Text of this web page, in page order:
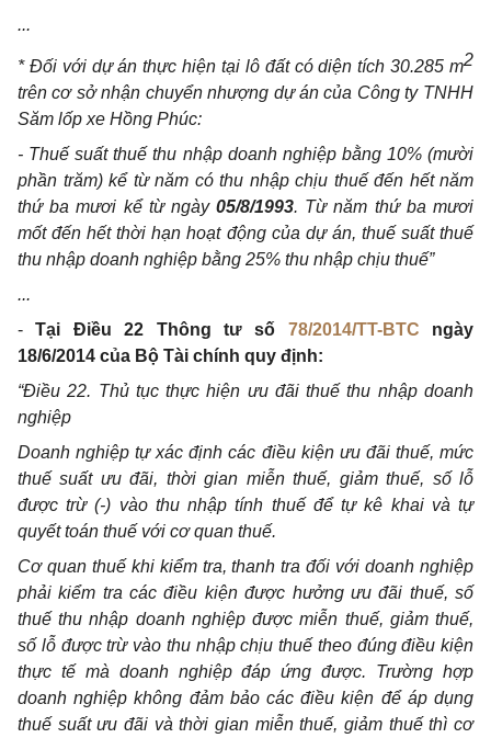
...
* Đối với dự án thực hiện tại lô đất có diện tích 30.285 m2
trên cơ sở nhận chuyển nhượng dự án của Công ty TNHH
Săm lốp xe Hồng Phúc:
- Thuế suất thuế thu nhập doanh nghiệp bằng 10% (mười
phần trăm) kể từ năm có thu nhập chịu thuế đến hết năm
thứ ba mươi kể từ ngày05/8/1993. Từ năm thứ ba mươi
mốt đến hết thời hạn hoạt động của dự án, thuế suất thuế
thu nhập doanh nghiệp bằng 25% thu nhập chịu thuế”
...
-
Tại Điều 22 Thông tư số 78/2014/TT-BTC ngày
18/6/2014 của Bộ Tài chính quy định:
“Điều 22. Thủ tục thực hiện ưu đãi thuế thu nhập doanh
nghiệp
Doanh nghiệp tự xác định các điều kiện ưu đãi thuế, mức
thuế suất ưu đãi, thời gian miễn thuế, giảm thuế, số lỗ
được trừ (-) vào thu nhập tính thuế để tự kê khai và tự
quyết toán thuế với cơ quan thuế.
Cơ quan thuế khi kiểm tra, thanh tra đối với doanh nghiệp
phải kiểm tra các điều kiện được hưởng ưu đãi thuế, số
thuế thu nhập doanh nghiệp được miễn thuế, giảm thuế,
số lỗ được trừ vào thu nhập chịu thuế theo đúng điều kiện
thực tế mà doanh nghiệp đáp ứng được. Trường hợp
doanh nghiệp không đảm bảo các điều kiện để áp dụng
thuế suất ưu đãi và thời gian miễn thuế, giảm thuế thì cơ